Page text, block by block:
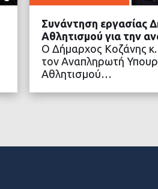
Συνάντηση εργασίας
Αθλητισμού για την
Ο Δήμαρχος Κοζάνης κ.
τον Αναπληρωτή
Αθλητισμού…